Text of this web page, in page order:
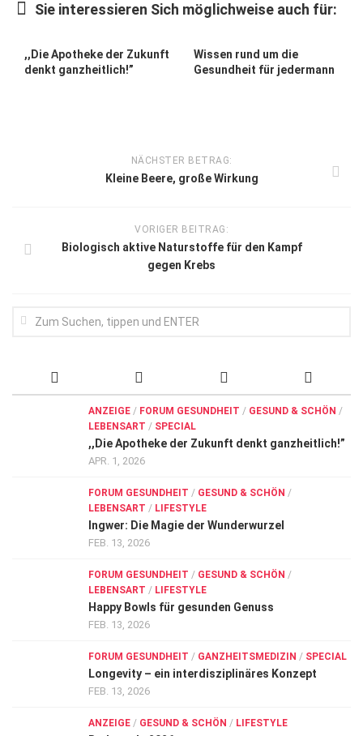
Sie interessieren Sich möglichweise auch für:
,,Die Apotheke der Zukunft
denkt ganzheitlich!”
Wissen rund um die
Gesundheit für jedermann
NÄCHSTER BETRAG:
Kleine Beere, große Wirkung
VORIGER BEITRAG:
Biologisch aktive Naturstoffe für den Kampf
gegen Krebs
ANZEIGE / FORUM GESUNDHEIT / GESUND & SCHÖN /
LEBENSART / SPECIAL
,,Die Apotheke der Zukunft denkt ganzheitlich!”
APR. 1, 2026
FORUM GESUNDHEIT / GESUND & SCHÖN /
LEBENSART / LIFESTYLE
Ingwer: Die Magie der Wunderwurzel
FEB. 13, 2026
FORUM GESUNDHEIT / GESUND & SCHÖN /
LEBENSART / LIFESTYLE
Happy Bowls für gesunden Genuss
FEB. 13, 2026
FORUM GESUNDHEIT / GANZHEITSMEDIZIN / SPECIAL
Longevity – ein interdisziplinäres Konzept
FEB. 13, 2026
ANZEIGE / GESUND & SCHÖN / LIFESTYLE